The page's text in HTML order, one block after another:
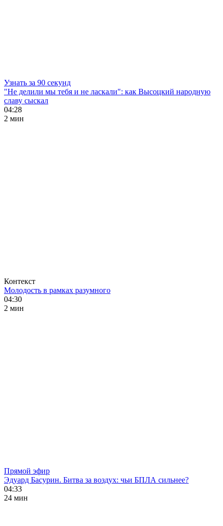
Узнать за 90 секунд
"Не делили мы тебя и не ласкали": как Высоцкий народную
славу сыскал
04:28
2 мин
Контекст
Молодость в рамках разумного
04:30
2 мин
Прямой эфир
Эдуард Басурин. Битва за воздух: чьи БПЛА сильнее?
04:33
24 мин